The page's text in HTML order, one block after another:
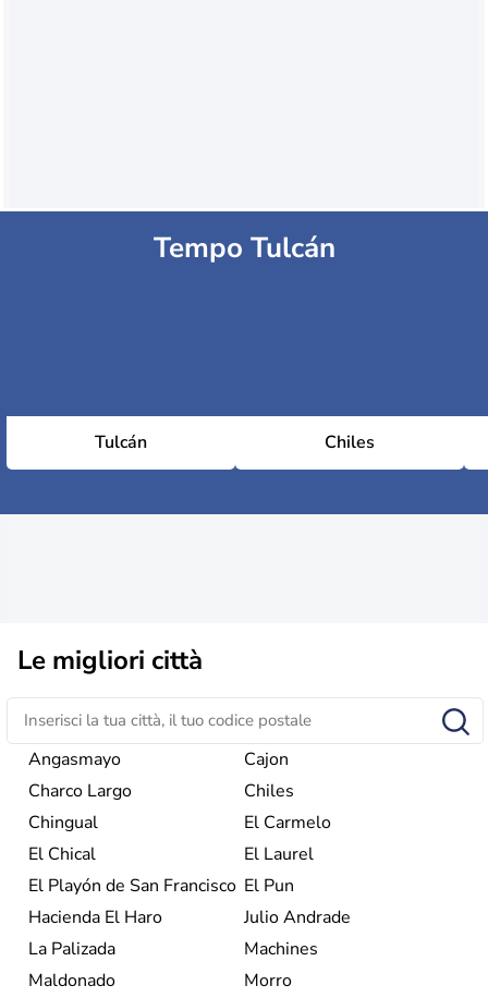
Tempo Tulcán
Tulcán Chiles
Le migliori città
Angasmayo
Cajon
Charco Largo
Chiles
Chingual
El Carmelo
El Chical
El Laurel
El Playón de San Francisco El Pun
Hacienda El Haro
Julio Andrade
La Palizada
Machines
Maldonado
Morro